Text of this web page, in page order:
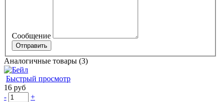
Сообщение
Аналогичные товары (3)
Быстрый просмотр
16 руб
-
+